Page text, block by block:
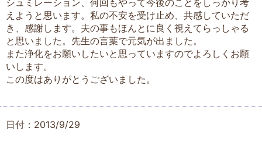
えようと思います。私の不安を受け止め、共感していただ
き、感謝します。夫の事もほんとに良く視えてらっしゃる
と思いました。先生の言葉で元気が出ました。
また浄化をお願いしたいと思っていますのでよろしくお願
いします。
この度はありがとうございました。
日付：2013/9/29